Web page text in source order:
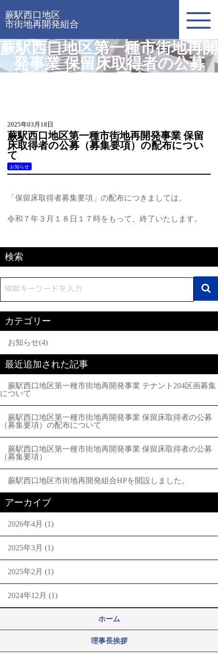
蕨駅西口地区
市街地再開発組合
蕨駅西口地区第一種市街地再開
発事業 保留床取得者の公募
（募集要項）の配布について
2025年03月18日
蕨駅西口地区第一種市街地再開発事業 保留
床取得者の公募（募集要項）の配布につい
て
お知らせ
「保留床取得者募集要項」の配布につきましては、
令和７年３月１８日１７時をもって、終了いたします。
検索
カテゴリー
お知らせ(4)
最近追加された記事
蕨駅西口地区第一種市街地再開発事業 テナント204区画募集
について
蕨駅西口地区第一種市街地再開発事業 保留床取得者の公募
（募集要項）の配布について
蕨駅西口地区第一種市街地再開発事業 保留床取得者の公募
（募集要項）
蕨駅西口地区市街地再開発組合HPを開設しました。
アーカイブ
2026年4月 (1)
2025年3月 (1)
2025年2月 (1)
2024年12月 (1)
ホーム
理事長挨拶